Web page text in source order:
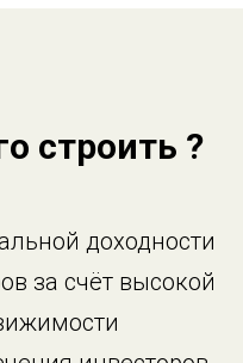
строить ?
доходности
за счёт высокой